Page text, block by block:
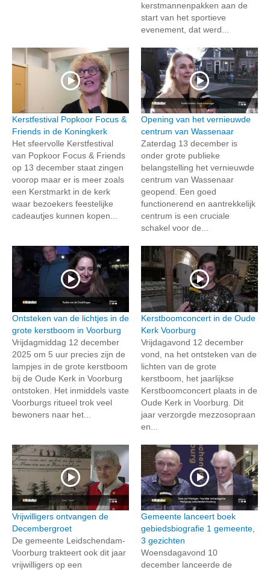
kerstmannenpakken aan de
start van het sportieve
evenement, dat werd...
Kerstfestival Popkoor Focus &
Friends in de Koningkerk
Het sfeervolle Kerstfestival
van Popkoor Focus & Friends
op 13 december staat zingen
voorop maar er is meer zoals
een Kerstmarkt in de kerk
waar bezoekers feestelijke
cadeautjes kunnen kopen...
Opening van het vernieuwde
centrum van Wassenaar
Zaterdag 13 december is
onder grote publieke
belangstelling het vernieuwde
centrum van Wassenaar
geopend. Een goed
functionerend en aantrekkelijk
centrum is een cruciale
schakel voor de...
Ontsteken van de lichtjes in de
grote kerstboom in Voorburg
Vrijdagmiddag 12 december
2025 om 5 uur precies zijn de
lampjes in de grote kerstboom
bij de Oude Kerk in Voorburg
ontstoken. Het inmiddels vaste
Voorburgs ritueel trok veel
bewoners naar het...
Kerstboomconcert in de Oude
Kerk Voorburg
Vrijdagavond 12 december
vond, na het ontsteken van de
lichten van de grote
kerstboom, het jaarlijkse
Kerstboomconcert plaats in de
Oude Kerk in Voorburg. Dit
jaar verzorgde mezzosopraan
en...
Vrijwilligers ontvangen de
Decembergroet
De gemeente Leidschendam-
Voorburg trakteert ook dit jaar
vrijwilligers op een
Gemeente lanceert boek
gebiedsbiografie 1 gemeente,
3 gezichten
Woensdagavond 10
december lanceerde de